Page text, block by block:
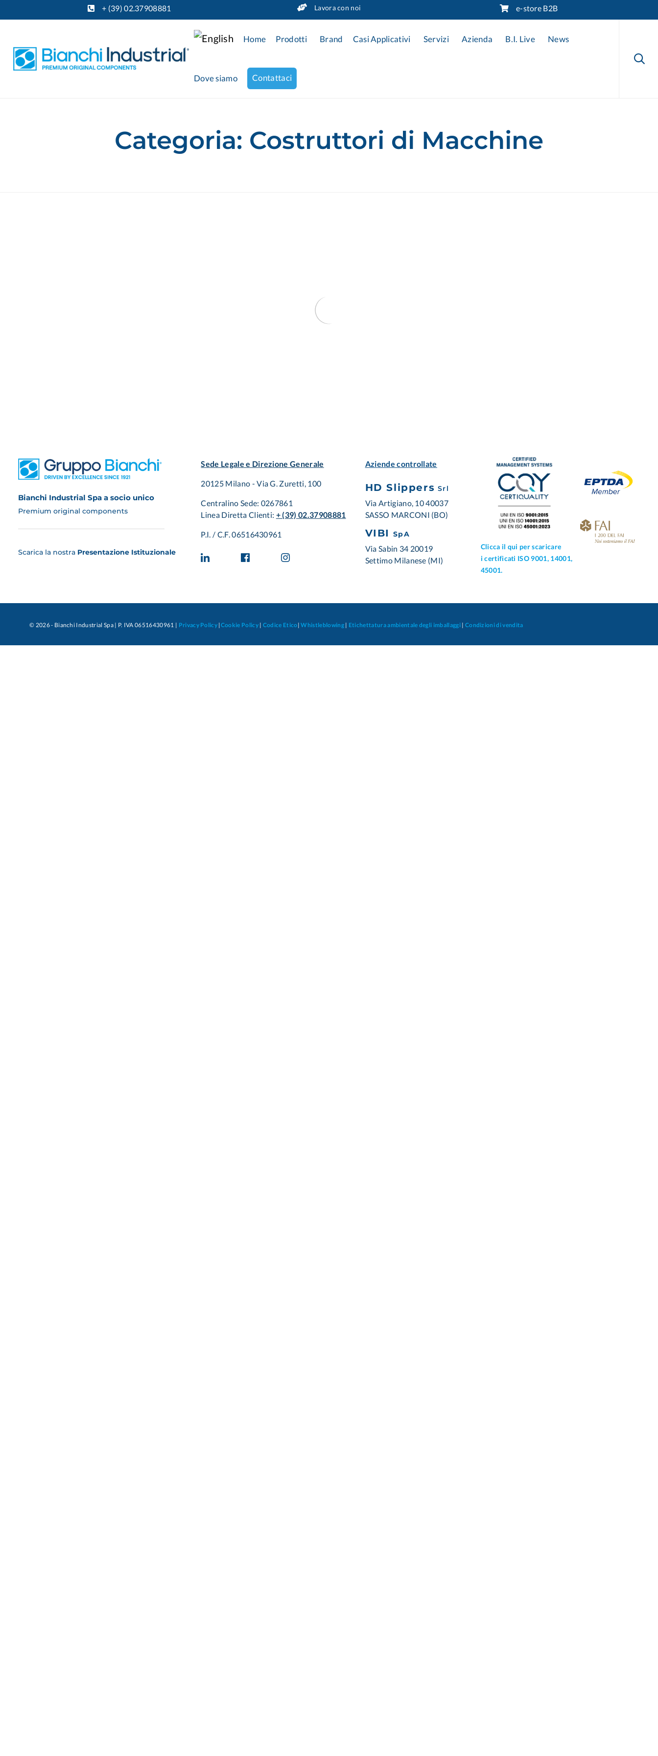
+ (39) 02.37908881 Lavora con noi
e-store B2B
Home Prodotti Brand Casi Applicativi Servizi Azienda B.I. Live News
Dove siamo Contattaci

Categoria: Costruttori di ​Macchine
Bianchi Industrial Spa a socio unico
Premium original components
Scarica la nostra Presentazione Istituzionale
Sede Legale e Direzione Generale
20125 Milano - Via G. Zuretti, 100
Centralino Sede: 0267861
Linea Diretta Clienti: + (39) 02.37908881
P.I. / C.F. 06516430961
Aziende controllate
HD Slippers Srl
Via Artigiano, 10 40037
SASSO MARCONI (BO)
VIBI SpA
Via Sabin 34 20019
Settimo Milanese (MI)
Clicca il qui per scaricare
i certificati ISO 9001, 14001,
45001.
© 2026 - Bianchi Industrial Spa | P. IVA 06516430961 | Privacy Policy |Cookie Policy | Codice Etico|Whistleblowing| Etichettatura ambientale degli imballaggi| Condizioni di vendita